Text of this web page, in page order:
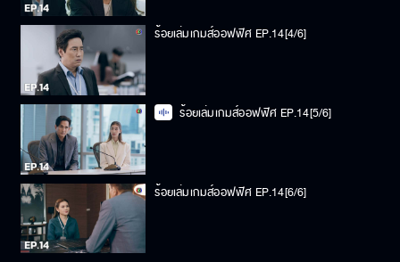
ร้อยเล่มเกมส์ออฟฟิศ EP.14[4/6]
ร้อยเล่มเกมส์ออฟฟิศ EP.14[5/6]
ร้อยเล่มเกมส์ออฟฟิศ EP.14[6/6]